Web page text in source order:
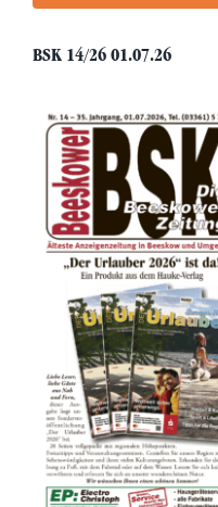
BSK 14/26 01.07.26